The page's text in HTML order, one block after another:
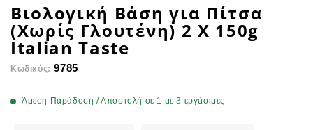
Βιολογική Βάση για Πίτσα
(Χωρίς Γλουτένη) 2 Χ 150g
Italian Taste
Κωδικός: 9785
Άμεση Παράδοση / Αποστολή σε 1 με 3 εργάσιμες